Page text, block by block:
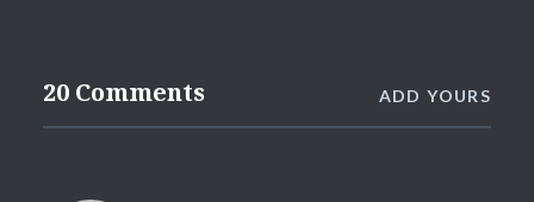
20 Comments ADD YOURS